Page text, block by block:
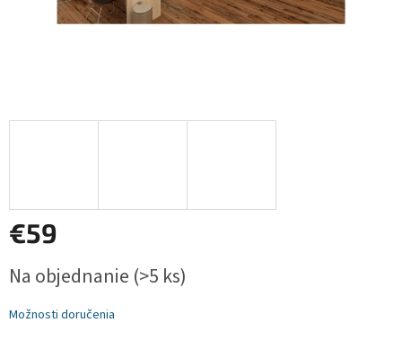
€59
cena:
Na objednanie (>5 ks)
Možnosti doručenia